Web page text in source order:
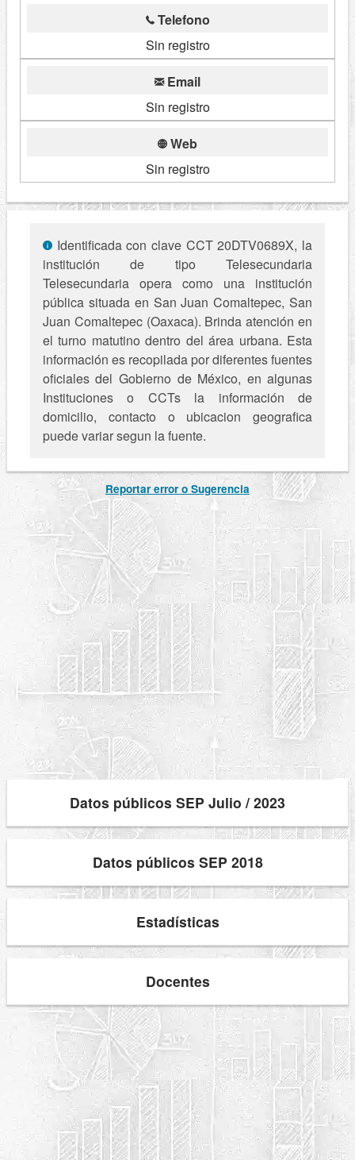
Telefono
Sin registro
Email
Sin registro
Web
Sin registro
Identificada con clave CCT 20DTV0689X, la
institución de tipo Telesecundaria
Telesecundaria opera como una institución
pública situada en San Juan Comaltepec, San
Juan Comaltepec (Oaxaca). Brinda atención en
el turno matutino dentro del área urbana. Esta
información es recopilada por diferentes fuentes
oficiales del Gobierno de México, en algunas
Instituciones o CCTs la información de
domicilio, contacto o ubicacion geografica
puede variar segun la fuente.
Reportar error o Sugerencia
Datos públicos SEP Julio / 2023
Datos públicos SEP 2018
Estadísticas
Docentes